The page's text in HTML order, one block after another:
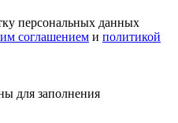
персональных данных
соглашением и политикой
для заполнения